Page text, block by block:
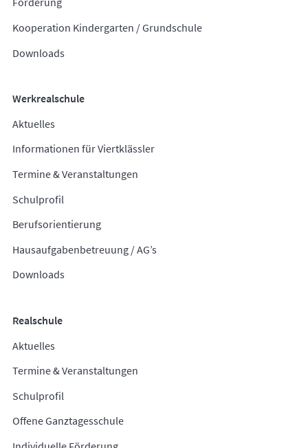
Kooperation Kindergarten / Grundschule
Downloads
Werkrealschule
Aktuelles
Informationen für Viertklässler
Termine & Veranstaltungen
Schulprofil
Berufsorientierung
Hausaufgabenbetreuung / AG’s
Downloads
Realschule
Aktuelles
Termine & Veranstaltungen
Schulprofil
Offene Ganztagesschule